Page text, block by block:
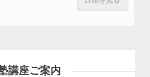
講座ご案内